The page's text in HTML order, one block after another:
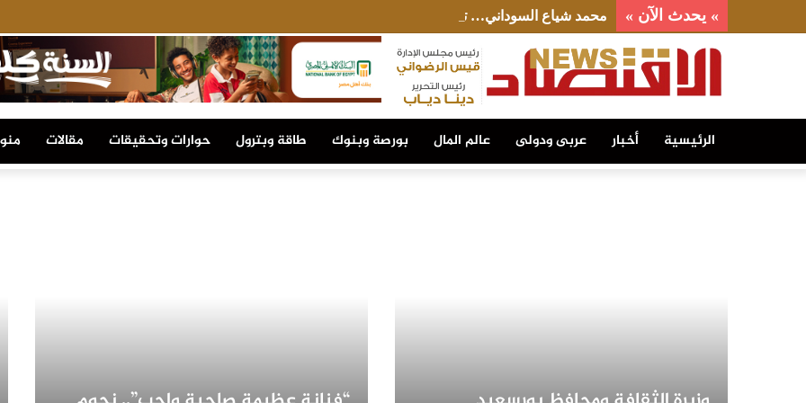
» يحدث الآن » محمد شياع السوداني… تجربة حكم تستحق الإنصاف
الرئيسية أخبار عربى ودولى عالم المال بورصة وبنوك طاقة وبترول حوارات وتحقيقات مقالات